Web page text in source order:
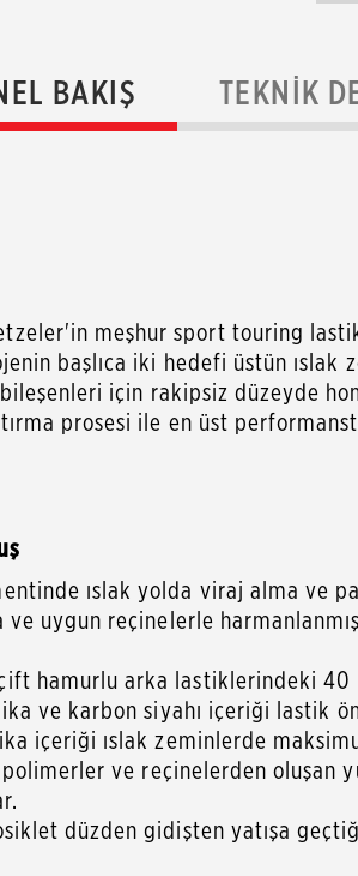
BAKIŞ TEKNIK
meşhur sport touring
başlıca iki hedefi üstün
için rakipsiz düzeyde
prosesi ile en üst
ıslak yolda viraj alma ve
ve uygun reçinelerle
çift hamurlu arka lastiklerindeki
ve karbon siyahı içeriği lastik
içeriği ıslak zeminlerde
ve reçinelerden oluşan
düzden gidişten yatışa